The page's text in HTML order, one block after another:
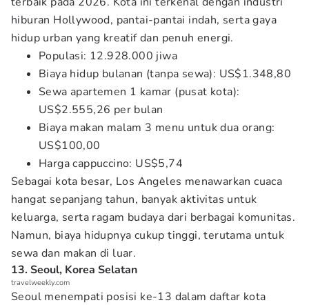
hiburan Hollywood, pantai-pantai indah, serta gaya
hidup urban yang kreatif dan penuh energi.
Populasi: 12.928.000 jiwa
Biaya hidup bulanan (tanpa sewa): US$1.348,80
Sewa apartemen 1 kamar (pusat kota):
US$2.555,26 per bulan
Biaya makan malam 3 menu untuk dua orang:
US$100,00
Harga cappuccino: US$5,74
Sebagai kota besar, Los Angeles menawarkan cuaca
hangat sepanjang tahun, banyak aktivitas untuk
keluarga, serta ragam budaya dari berbagai komunitas.
Namun, biaya hidupnya cukup tinggi, terutama untuk
sewa dan makan di luar.
13. Seoul, Korea Selatan
travelweekly.com
Seoul menempati posisi ke-13 dalam daftar kota